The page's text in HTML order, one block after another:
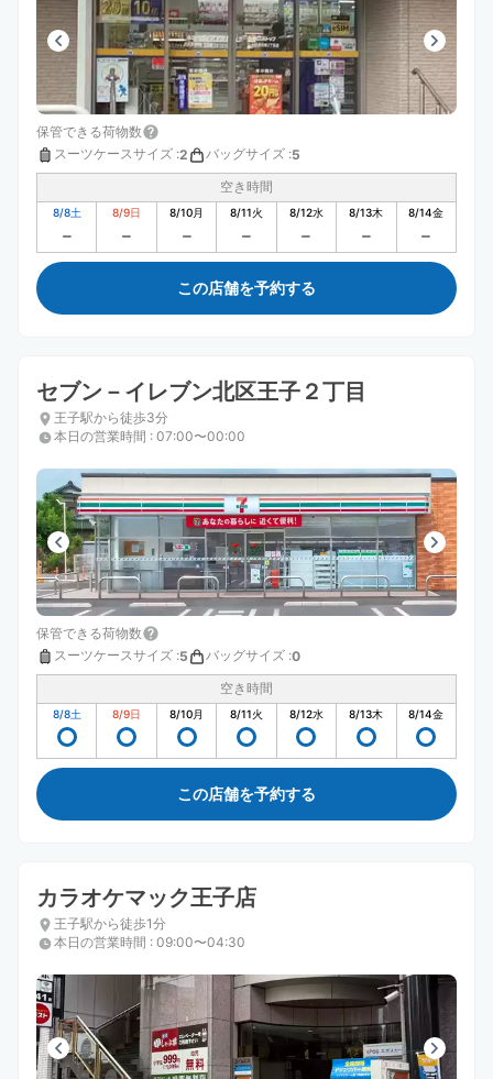
保管できる荷物数
スーツケースサイズ :2 バッグサイズ :5
空き時間
8/8土 8/9日 8/10月 8/11火 8/12水 8/13木 8/14金
この店舗を予約する
セブン－イレブン北区王子２丁目
王子駅から徒歩3分
本日の営業時間 : 07:00〜00:00
保管できる荷物数
スーツケースサイズ :5 バッグサイズ :0
空き時間
8/8土 8/9日 8/10月 8/11火 8/12水 8/13木 8/14金
この店舗を予約する
カラオケマック王子店
王子駅から徒歩1分
本日の営業時間 : 09:00〜04:30